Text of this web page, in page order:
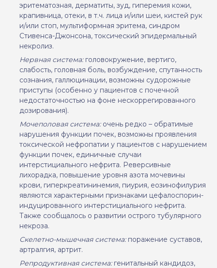
эритематозная, дерматиты, зуд, гиперемия кожи,
крапивница, отеки, в т.ч. лица и/или шеи, кистей рук
и/или стоп, мультиформная эритема, синдром
Стивенса-Джонсона, токсический эпидермальный
некролиз.
Нервная система: головокружение, вертиго,
слабость, головная боль, возбуждение, спутанность
сознания, галлюцинации, возможны судорожные
приступы (особенно у пациентов с почечной
недостаточностью на фоне нескоррегированного
дозирования).
Мочеполовая система:очень редко – обратимые
нарушения функции почек, возможны проявления
токсической нефропатии у пациентов с нарушением
функции почек, единичные случаи
интерстициального нефрита. Реверсивные
лихорадка, повышение уровня азота мочевины
крови, гиперкреатининемия, пиурия, еозинофилурия
являются характерными признаками цефалоспорин-
индуцированного интерстициального нефрита.
Также сообщалось о развитии острого тубулярного
некроза.
Скелетно-мышечная система: поражение суставов,
артралгия, артрит.
Репродуктивная система:генитальный кандидоз,